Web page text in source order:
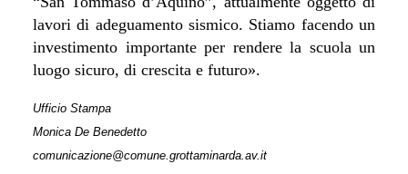
lavori di adeguamento sismico. Stiamo facendo un
investimento importante per rendere la scuola un
luogo sicuro, di crescita e futuro».
Ufficio Stampa
Monica De Benedetto
comunicazione@comune.grottaminarda.av.it